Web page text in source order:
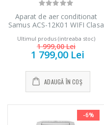
Aparat de aer conditionat
Samus ACS-12K01 WIFI Clasa
WIFI Auto-curatare Turbo Alb
Ultimul produs (intreaba stoc)
1 999,00 Lei
1 799,00 Lei
ADAUGĂ ÎN COȘ
-6%